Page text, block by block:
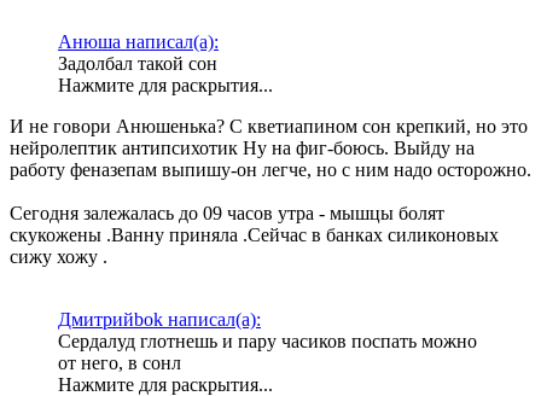
Анюша написал(а):
Задолбал такой сон
Нажмите для раскрытия...
И не говори Анюшенька? С кветиапином сон крепкий, но это
нейролептик антипсихотик Ну на фиг-боюсь. Выйду на
работу феназепам выпишу-он легче, но с ним надо осторожно.
Сегодня залежалась до 09 часов утра - мышцы болят
скукожены .Ванну приняла .Сейчас в банках силиконовых
сижу хожу .
Дмитрийbok написал(а):
Сердалуд глотнешь и пару часиков поспать можно
от него, в сонл
Нажмите для раскрытия...